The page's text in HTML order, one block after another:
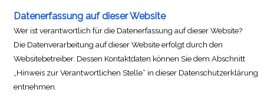
Datenerfassung auf dieser Website
Wer ist verantwortlich für die Datenerfassung auf dieser Website?
Die Datenverarbeitung auf dieser Website erfolgt durch den
Websitebetreiber. Dessen Kontaktdaten können Sie dem Abschnitt
„Hinweis zur Verantwortlichen Stelle“ in dieser Datenschutzerklärung
entnehmen.